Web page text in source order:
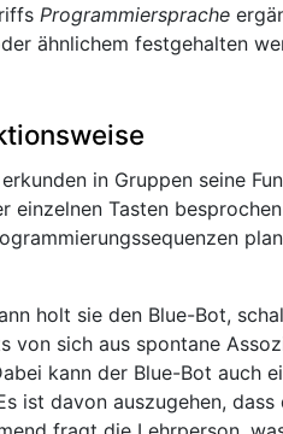
Programmiersprache
ähnlichem festgehalten
in Gruppen seine
einzelnen Tasten
holt sie den Blue-Bot,
von sich aus spontane
kann der Blue-Bot auch
ist davon auszugehen, dass